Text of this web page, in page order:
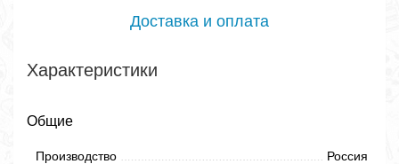
Доставка и оплата
Характеристики
Общие
Производство
Россия